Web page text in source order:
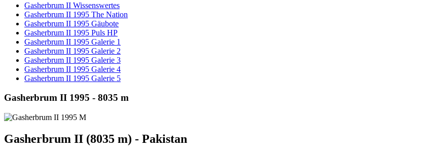
Gasherbrum II Wissenswertes
Gasherbrum II 1995 The Nation
Gasherbrum II 1995 Gäubote
Gasherbrum II 1995 Puls HP
Gasherbrum II 1995 Galerie 1
Gasherbrum II 1995 Galerie 2
Gasherbrum II 1995 Galerie 3
Gasherbrum II 1995 Galerie 4
Gasherbrum II 1995 Galerie 5
Gasherbrum II 1995 - 8035 m
Gasherbrum II (8035 m) - Pakistan